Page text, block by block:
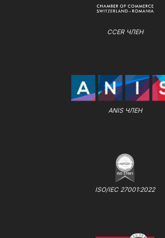
CCER ЧЛЕН
ANIS ЧЛЕН
ISO/IEC 27001:2022